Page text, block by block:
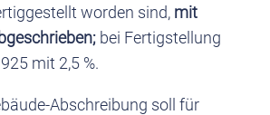
worden sind, mit
bei Fertigstellung
mit 2,5 %.
Abschreibung soll für